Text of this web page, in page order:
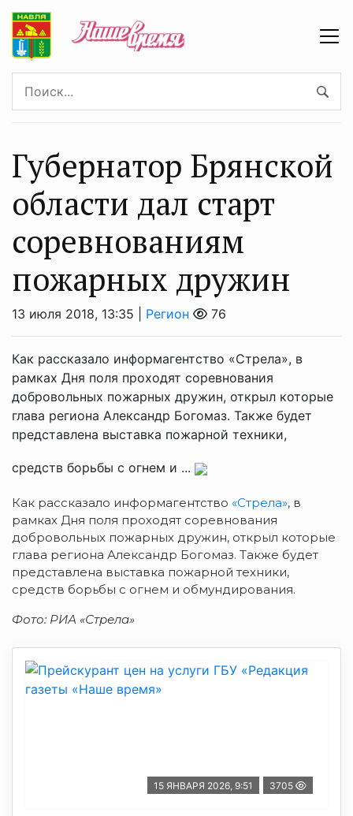
Губернатор Брянской
области дал старт
соревнованиям
пожарных дружин
13 июля 2018, 13:35 | Регион 76
Как рассказало информагентство «Стрела», в
рамках Дня поля проходят соревнования
добровольных пожарных дружин, открыл которые
глава региона Александр Богомаз. Также будет
представлена выставка пожарной техники,
средств борьбы с огнем и ...
Как рассказало информагентство «Стрела», в
рамках Дня поля проходят соревнования
добровольных пожарных дружин, открыл которые
глава региона Александр Богомаз. Также будет
представлена выставка пожарной техники,
средств борьбы с огнем и обмундирования.
Фото: РИА «Стрела»
15 ЯНВАРЯ 2026, 9:51 3705